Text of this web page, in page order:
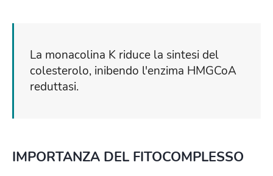
La monacolina K riduce la sintesi del
colesterolo, inibendo l'enzima HMGCoA
reduttasi.
IMPORTANZA DEL FITOCOMPLESSO